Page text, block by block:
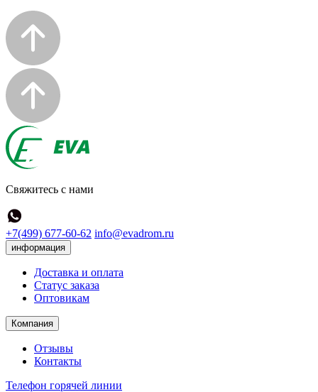
Свяжитесь с нами
+7(499) 677-60-62 info@evadrom.ru
информация
Доставка и оплата
Статус заказа
Оптовикам
Компания
Отзывы
Контакты
Телефон горячей линии